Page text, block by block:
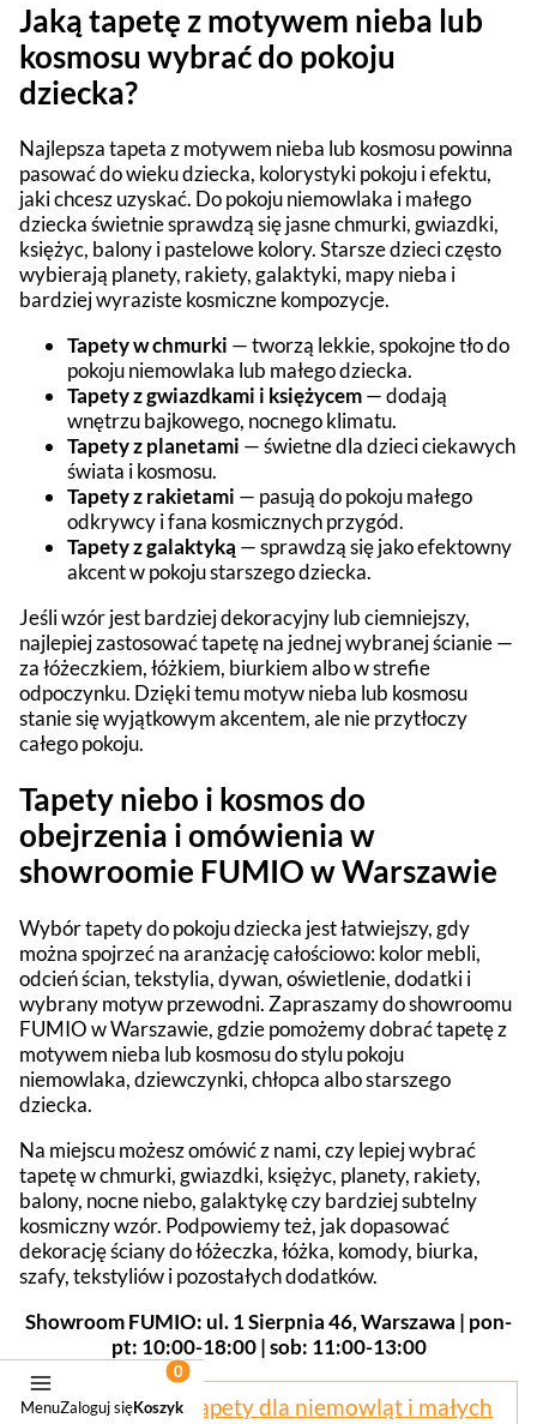
Jaką tapetę z motywem nieba lub
kosmosu wybrać do pokoju
dziecka?
Najlepsza tapeta z motywem nieba lub kosmosu powinna
pasować do wieku dziecka, kolorystyki pokoju i efektu,
jaki chcesz uzyskać. Do pokoju niemowlaka i małego
dziecka świetnie sprawdzą się jasne chmurki, gwiazdki,
księżyc, balony i pastelowe kolory. Starsze dzieci często
wybierają planety, rakiety, galaktyki, mapy nieba i
bardziej wyraziste kosmiczne kompozycje.
Tapety w chmurki — tworzą lekkie, spokojne tło do
pokoju niemowlaka lub małego dziecka.
Tapety z gwiazdkami i księżycem— dodają
wnętrzu bajkowego, nocnego klimatu.
Tapety z planetami — świetne dla dzieci ciekawych
świata i kosmosu.
Tapety z rakietami — pasują do pokoju małego
odkrywcy i fana kosmicznych przygód.
Tapety z galaktyką — sprawdzą się jako efektowny
akcent w pokoju starszego dziecka.
Jeśli wzór jest bardziej dekoracyjny lub ciemniejszy,
najlepiej zastosować tapetę na jednej wybranej ścianie —
za łóżeczkiem, łóżkiem, biurkiem albo w strefie
odpoczynku. Dzięki temu motyw nieba lub kosmosu
stanie się wyjątkowym akcentem, ale nie przytłoczy
całego pokoju.
Tapety niebo i kosmos do
obejrzenia i omówienia w
showroomie FUMIO w Warszawie
Wybór tapety do pokoju dziecka jest łatwiejszy, gdy
można spojrzeć na aranżację całościowo: kolor mebli,
odcień ścian, tekstylia, dywan, oświetlenie, dodatki i
wybrany motyw przewodni. Zapraszamy do showroomu
FUMIO w Warszawie, gdzie pomożemy dobrać tapetę z
motywem nieba lub kosmosu do stylu pokoju
niemowlaka, dziewczynki, chłopca albo starszego
dziecka.
Na miejscu możesz omówić z nami, czy lepiej wybrać
tapetę w chmurki, gwiazdki, księżyc, planety, rakiety,
balony, nocne niebo, galaktykę czy bardziej subtelny
kosmiczny wzór. Podpowiemy też, jak dopasować
dekorację ściany do łóżeczka, łóżka, komody, biurka,
szafy, tekstyliów i pozostałych dodatków.
Showroom FUMIO: ul. 1 Sierpnia 46, Warszawa | pon-
pt: 10:00-18:00 | sob: 11:00-13:00
Zobacz także:
tapety dla niemowląt i małych
MenuZaloguj sięKoszyk